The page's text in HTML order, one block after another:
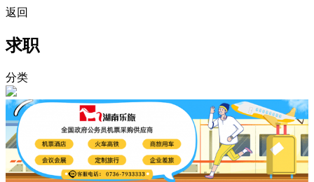
返回
求职
分类